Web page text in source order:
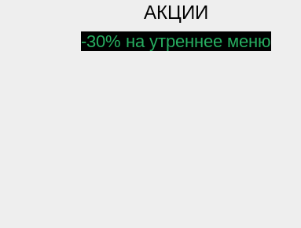
АКЦИИ
-30% на утреннее меню